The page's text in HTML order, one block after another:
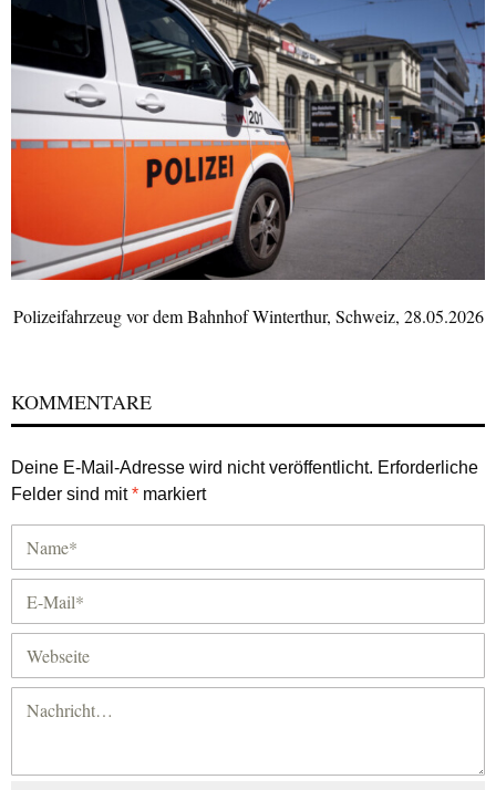
Polizeifahrzeug vor dem Bahnhof Winterthur, Schweiz, 28.05.2026
KOMMENTARE
Deine E-Mail-Adresse wird nicht veröffentlicht. Erforderliche
Felder sind mit* markiert